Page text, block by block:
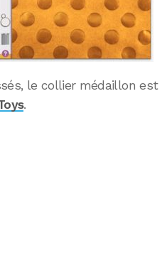
le collier médaillon est
.